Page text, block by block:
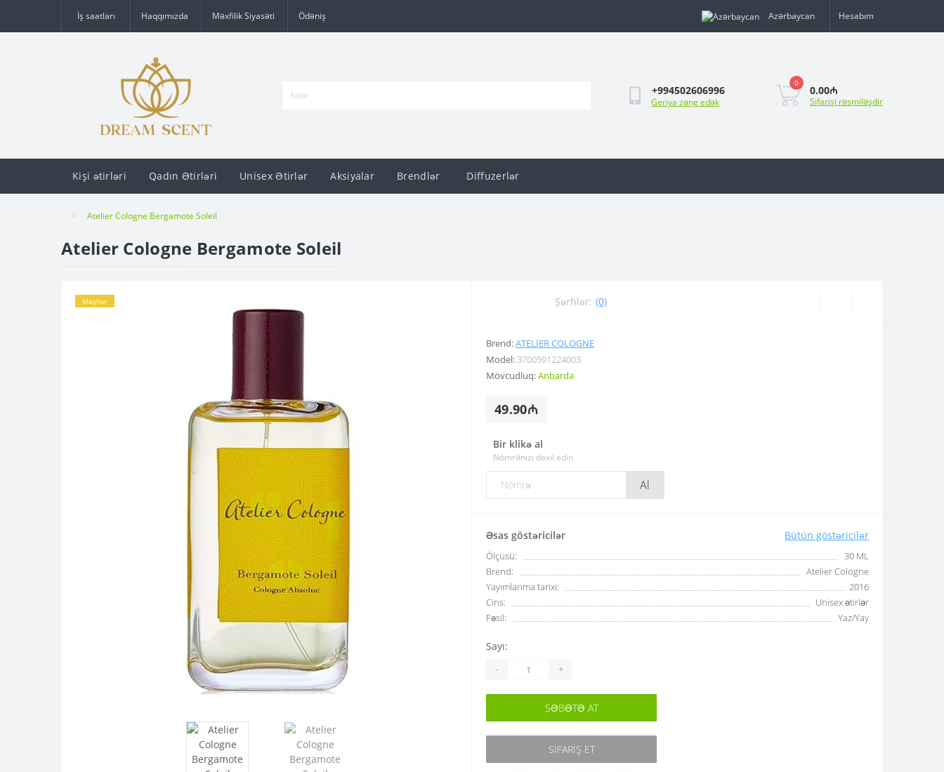
İş saatları Haqqımızda Məxfilik Siyasəti Ödəniş Azərbaycan Hesabım
+994502606996
Geriya zəng edək
0
0.00₼
Sifarişi rəsmiləşdir
Kişi ətirləri Qadın Ətirləri Unisex Ətirlər Aksiyalar Brendlər Diffuzerlər
Atelier Cologne Bergamote Soleil
Atelier Cologne Bergamote Soleil
Məşhur Şərhlər: (0)
Brend:ATELIER COLOGNE
Model: 3700591224003
Mövcudluq:Anbarda
49.90₼
Bir klikə al
Nömrənizi daxil edin
Al
Əsas göstəricilər Bütün göstəricilər
Ölçüsü:
30 ML
Brend:
Atelier Cologne
Yayımlanma tarixi:
2016
Cins:
Unisex ətirlər
Fəsil:
Yaz/Yay
Sayı:
- +
SƏBƏTƏ AT
SIFARIŞ ET